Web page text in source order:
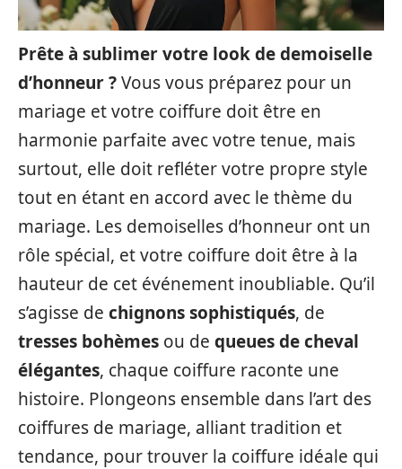
Prête à sublimer votre look de demoiselle
d’honneur ?Vous vous préparez pour un
mariage et votre coiffure doit être en
harmonie parfaite avec votre tenue, mais
surtout, elle doit refléter votre propre style
tout en étant en accord avec le thème du
mariage. Les demoiselles d’honneur ont un
rôle spécial, et votre coiffure doit être à la
hauteur de cet événement inoubliable. Qu’il
s’agisse de chignons sophistiqués, de
tresses bohèmes ou de queues de cheval
élégantes, chaque coiffure raconte une
histoire. Plongeons ensemble dans l’art des
coiffures de mariage, alliant tradition et
tendance, pour trouver la coiffure idéale qui